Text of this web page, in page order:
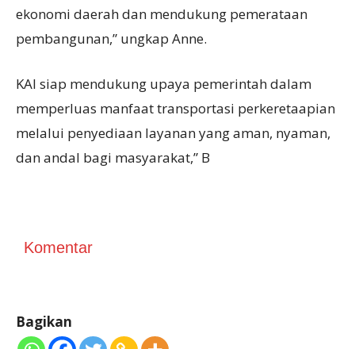
ekonomi daerah dan mendukung pemerataan
pembangunan,” ungkap Anne.
KAI siap mendukung upaya pemerintah dalam
memperluas manfaat transportasi perkeretaapian
melalui penyediaan layanan yang aman, nyaman,
dan andal bagi masyarakat,” B
Komentar
Bagikan